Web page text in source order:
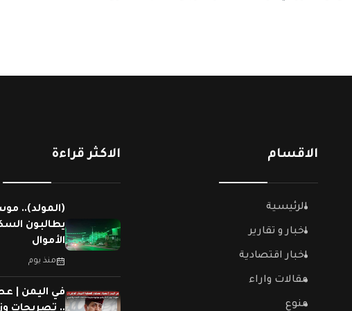
الاقسام
الرئيسية
اخبار و تقارير
اخبار اقتصادية
مقالات واراء
منوع
الاكثر قراءة
(المولد)..
يطالبون
الأموال
منذ يوم
في اليمن |
.. تصريحات